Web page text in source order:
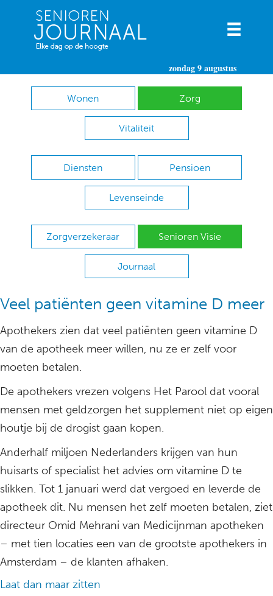
zondag 9 augustus
Wonen Zorg
Vitaliteit
Diensten Pensioen
Levenseinde
Zorgverzekeraar Senioren Visie
Journaal
Veel patiënten geen vitamine D meer
Apothekers zien dat veel patiënten geen vitamine D
van de apotheek meer willen, nu ze er zelf voor
moeten betalen.
De apothekers vrezen volgens Het Parool dat vooral
mensen met geldzorgen het supplement niet op eigen
houtje bij de drogist gaan kopen.
Anderhalf miljoen Nederlanders krijgen van hun
huisarts of specialist het advies om vitamine D te
slikken. Tot 1 januari werd dat vergoed en leverde de
apotheek dit. Nu mensen het zelf moeten betalen, ziet
directeur Omid Mehrani van Medicijnman apotheken
– met tien locaties een van de grootste apothekers in
Amsterdam – de klanten afhaken.
Laat dan maar zitten